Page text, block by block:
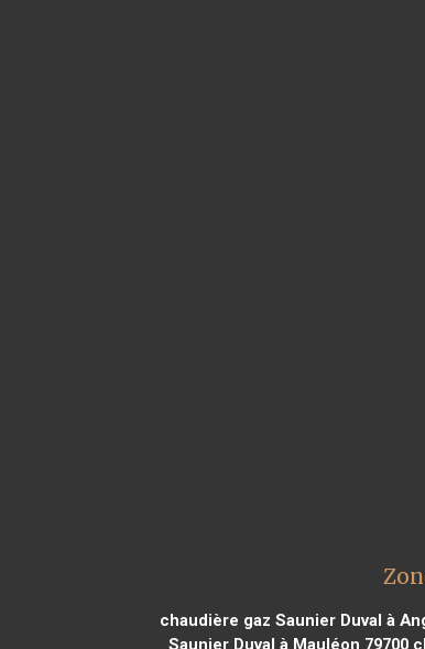
chaudière gaz Saunier Duval à
Saunier Duval à Mauléon 79700